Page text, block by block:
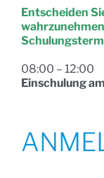
Entscheiden
08:00 – 12:00
Einschulung